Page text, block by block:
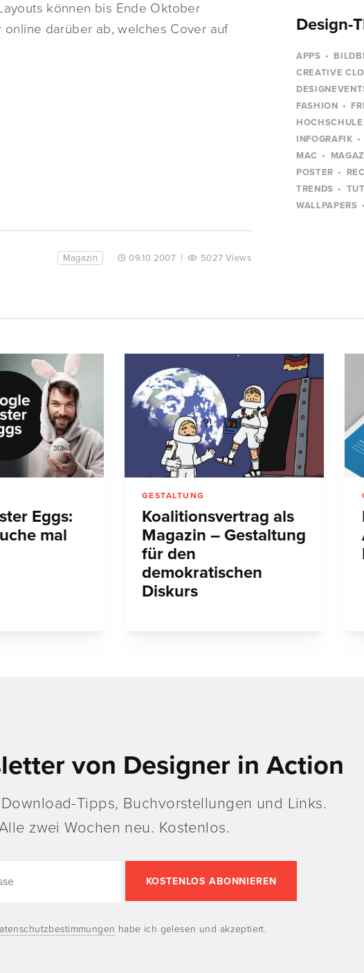
können bis Ende Oktober
darüber ab, welches Cover auf
Magazin 09.10.2007 | 5027 Views
Design-
APPS
CREATIVE
FASHION
INFOGRAFIK
MAC
POSTER
TRENDS
WALLPAPERS
Eggs:
mal
GESTALTUNG
Koalitionsvertrag als
Magazin – Gestaltung
für den
demokratischen
Diskurs
von Designer in Action
Tipps, Buchvorstellungen und Links.
zwei Wochen neu. Kostenlos.
habe ich gelesen und akzeptiert.